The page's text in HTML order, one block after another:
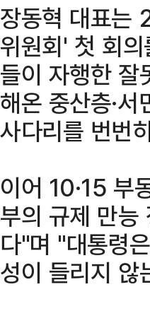
장동혁 대표는
위원회' 첫 회
들이 자행한 잘
해온 중산층·
사다리를 번번
이어 10·15 부
부의 규제 만능
다"며 "대통령
성이 들리지 않